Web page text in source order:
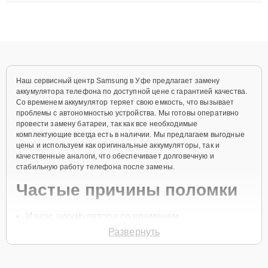
Наш сервисный центр Samsung в Уфе предлагает замену
аккумулятора телефона по доступной цене с гарантией качества.
Со временем аккумулятор теряет свою емкость, что вызывает
проблемы с автономностью устройства. Мы готовы оперативно
провести замену батареи, так как все необходимые
комплектующие всегда есть в наличии. Мы предлагаем выгодные
цены и используем как оригинальные аккумуляторы, так и
качественные аналоги, что обеспечивает долговечную и
стабильную работу телефона после замены.
Частые причины поломки
Износ аккумулятора со временем.
Частая зарядка и разрядка устройства.
Развернуть